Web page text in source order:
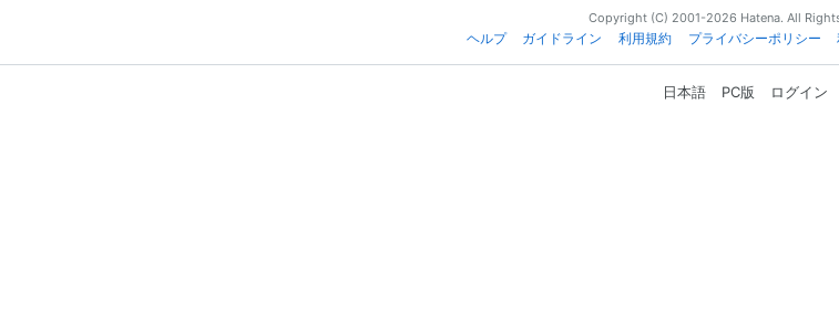
Copyright (C) 2001-2026 Hatena. All
ヘルプ
ガイドライン 利用規約 プライバシーポリシー
日本語 PC版 ログイン